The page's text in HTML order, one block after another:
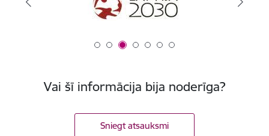
Vai šī informācija bija noderīga?
Sniegt atsauksmi